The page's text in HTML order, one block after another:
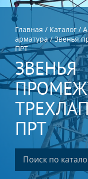
Главная / Каталог /
арматура/Звенья
ПРТ
ЗВЕНЬЯ
ПРТ